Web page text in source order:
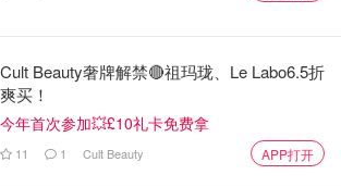
到月球“大峡谷”的人类。NASA在周日
“历史正在被创造。在阿耳忒弥斯2号机组
你可以看到位于月球最西边缘的东方海盆
。这次任务标志着人类肉眼首次完整观
Cult Beauty奢牌解禁🔴祖玛珑、Le Labo6.5折
爽买！
今年首次参加💥£10礼卡免费拿
11 1 Cult Beauty APP打开